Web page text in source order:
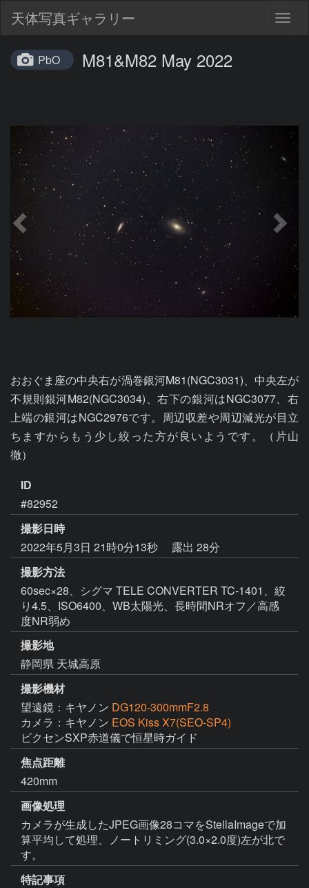
天体写真ギャラリー
PbO M81&M82 May 2022
おおぐま座の中央右が渦巻銀河M81(NGC3031)、中央左が
不規則銀河M82(NGC3034)、右下の銀河はNGC3077、右
上端の銀河はNGC2976です。周辺収差や周辺減光が目立
ちますからもう少し絞った方が良いようです。（片山
徹）
ID
#82952
撮影日時
2022年5月3日 21時0分13秒
露出 28分
撮影方法
60sec×28、シグマ TELE CONVERTER TC-1401、絞
り4.5、ISO6400、WB太陽光、長時間NRオフ／高感
度NR弱め
撮影地
静岡県 天城高原
撮影機材
望遠鏡：キヤノン DG120-300mmF2.8
カメラ：キヤノン EOS Kiss X7(SEO-SP4)
ビクセンSXP赤道儀で恒星時ガイド
焦点距離
420mm
画像処理
カメラが生成したJPEG画像28コマをStellaImageで加
算平均して処理、ノートリミング(3.0×2.0度)左が北で
す。
特記事項